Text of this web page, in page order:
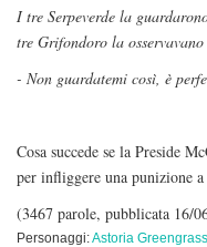
I tre Serpeverde la
tre Grifondoro la
- Non guardatemi così, è
Cosa succede se la Preside
per infliggere una punizione
(3467 parole, pubblicata 16/
Personaggi:Astoria